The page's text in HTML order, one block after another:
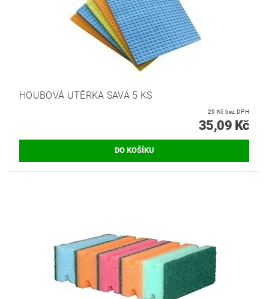
HOUBOVÁ UTĚRKA SAVÁ 5 KS
29 Kč bez DPH
35,09 Kč